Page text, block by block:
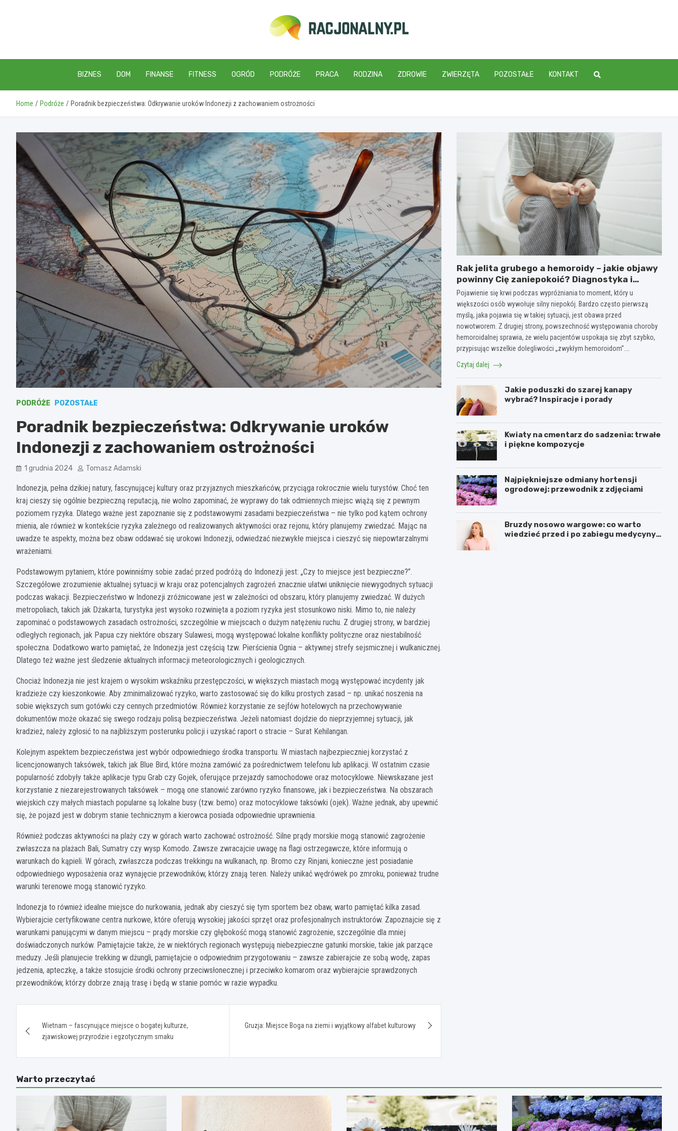
racjonalny.pl
BIZNES DOM FINANSE FITNESS OGRÓD PODRÓŻE PRACA RODZINA ZDROWIE ZWIERZĘTA POZOSTAŁE KONTAKT
Home Podróże Poradnik bezpieczeństwa: Odkrywanie uroków Indonezji z zachowaniem ostrożności
PODRÓŻE POZOSTAŁE
Poradnik bezpieczeństwa: Odkrywanie uroków
Indonezji z zachowaniem ostrożności
1 grudnia 2024 Tomasz Adamski
Indonezja, pełna dzikiej natury, fascynującej kultury oraz przyjaznych mieszkańców, przyciąga rokrocznie wielu turystów. Choć ten
kraj cieszy się ogólnie bezpieczną reputacją, nie wolno zapominać, że wyprawy do tak odmiennych miejsc wiążą się z pewnym
poziomem ryzyka. Dlatego ważne jest zapoznanie się z podstawowymi zasadami bezpieczeństwa – nie tylko pod kątem ochrony
mienia, ale również w kontekście ryzyka zależnego od realizowanych aktywności oraz rejonu, który planujemy zwiedzać. Mając na
uwadze te aspekty, można bez obaw oddawać się urokowi Indonezji, odwiedzać niezwykłe miejsca i cieszyć się niepowtarzalnymi
wrażeniami.
Podstawowym pytaniem, które powinniśmy sobie zadać przed podróżą do Indonezji jest: „Czy to miejsce jest bezpieczne?”.
Szczegółowe zrozumienie aktualnej sytuacji w kraju oraz potencjalnych zagrożeń znacznie ułatwi uniknięcie niewygodnych sytuacji
podczas wakacji. Bezpieczeństwo w Indonezji zróżnicowane jest w zależności od obszaru, który planujemy zwiedzać. W dużych
metropoliach, takich jak Dżakarta, turystyka jest wysoko rozwinięta a poziom ryzyka jest stosunkowo niski. Mimo to, nie należy
zapominać o podstawowych zasadach ostrożności, szczególnie w miejscach o dużym natężeniu ruchu. Z drugiej strony, w bardziej
odległych regionach, jak Papua czy niektóre obszary Sulawesi, mogą występować lokalne konflikty polityczne oraz niestabilność
społeczna. Dodatkowo warto pamiętać, że Indonezja jest częścią tzw. Pierścienia Ognia – aktywnej strefy sejsmicznej i wulkanicznej.
Dlatego też ważne jest śledzenie aktualnych informacji meteorologicznych i geologicznych.
Chociaż Indonezja nie jest krajem o wysokim wskaźniku przestępczości, w większych miastach mogą występować incydenty jak
kradzieże czy kieszonkowie. Aby zminimalizować ryzyko, warto zastosować się do kilku prostych zasad – np. unikać noszenia na
sobie większych sum gotówki czy cennych przedmiotów. Również korzystanie ze sejfów hotelowych na przechowywanie
dokumentów może okazać się swego rodzaju polisą bezpieczeństwa. Jeżeli natomiast dojdzie do nieprzyjemnej sytuacji, jak
kradzież, należy zgłosić to na najbliższym posterunku policji i uzyskać raport o stracie – Surat Kehilangan.
Kolejnym aspektem bezpieczeństwa jest wybór odpowiedniego środka transportu. W miastach najbezpieczniej korzystać z
licencjonowanych taksówek, takich jak Blue Bird, które można zamówić za pośrednictwem telefonu lub aplikacji. W ostatnim czasie
popularność zdobyły także aplikacje typu Grab czy Gojek, oferujące przejazdy samochodowe oraz motocyklowe. Niewskazane jest
korzystanie z niezarejestrowanych taksówek – mogą one stanowić zarówno ryzyko finansowe, jak i bezpieczeństwa. Na obszarach
wiejskich czy małych miastach popularne są lokalne busy (tzw. bemo) oraz motocyklowe taksówki (ojek). Ważne jednak, aby upewnić
się, że pojazd jest w dobrym stanie technicznym a kierowca posiada odpowiednie uprawnienia.
Również podczas aktywności na plaży czy w górach warto zachować ostrożność. Silne prądy morskie mogą stanowić zagrożenie
zwłaszcza na plażach Bali, Sumatry czy wysp Komodo. Zawsze zwracajcie uwagę na flagi ostrzegawcze, które informują o
warunkach do kąpieli. W górach, zwłaszcza podczas trekkingu na wulkanach, np. Bromo czy Rinjani, konieczne jest posiadanie
odpowiedniego wyposażenia oraz wynajęcie przewodników, którzy znają teren. Należy unikać wędrówek po zmroku, ponieważ trudne
warunki terenowe mogą stanowić ryzyko.
Indonezja to również idealne miejsce do nurkowania, jednak aby cieszyć się tym sportem bez obaw, warto pamiętać kilka zasad.
Wybierajcie certyfikowane centra nurkowe, które oferują wysokiej jakości sprzęt oraz profesjonalnych instruktorów. Zapoznajcie się z
warunkami panującymi w danym miejscu – prądy morskie czy głębokość mogą stanowić zagrożenie, szczególnie dla mniej
doświadczonych nurków. Pamiętajcie także, że w niektórych regionach występują niebezpieczne gatunki morskie, takie jak parzące
meduzy. Jeśli planujecie trekking w dżungli, pamiętajcie o odpowiednim przygotowaniu – zawsze zabierajcie ze sobą wodę, zapas
jedzenia, apteczkę, a także stosujcie środki ochrony przeciwsłonecznej i przeciwko komarom oraz wybierajcie sprawdzonych
przewodników, którzy dobrze znają trasę i będą w stanie pomóc w razie wypadku.
wpisu
Wietnam – fascynujące miejsce o bogatej kulturze,
zjawiskowej przyrodzie i egzotycznym smaku
Gruzja: Miejsce Boga na ziemi i wyjątkowy alfabet kulturowy
Rak jelita grubego a hemoroidy – jakie objawy
powinny Cię zaniepokoić? Diagnostyka i
różnice
Pojawienie się krwi podczas wypróżniania to moment, który u
większości osób wywołuje silny niepokój. Bardzo często pierwszą
myślą, jaka pojawia się w takiej sytuacji, jest obawa przed
nowotworem. Z drugiej strony, powszechność występowania choroby
hemoroidalnej sprawia, że wielu pacjentów uspokaja się zbyt szybko,
przypisując wszelkie dolegliwości „zwykłym hemoroidom”.…
Czytaj dalej
Jakie poduszki do szarej kanapy
wybrać? Inspiracje i porady
Kwiaty na cmentarz do sadzenia: trwałe
i piękne kompozycje
Najpiękniejsze odmiany hortensji
ogrodowej: przewodnik z zdjęciami
Bruzdy nosowo wargowe: co warto
wiedzieć przed i po zabiegu medycyny
Warto przeczytać